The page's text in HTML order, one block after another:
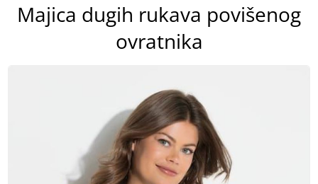
Majica dugih rukava povišenog
ovratnika